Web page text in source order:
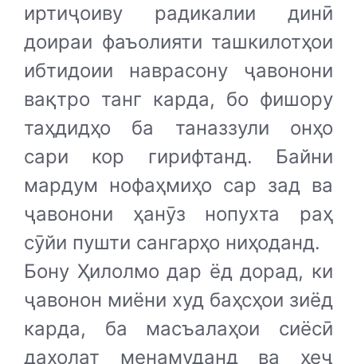
иртиҷоиву радикалии динӣ
доираи фаъолияти ташкилотҳои
ибтидоии наврасону ҷавонони
вақтро танг карда, бо фишору
таҳдидҳо ба таназзули онҳо
сари кор гирифтанд. Байни
мардум нофаҳмиҳо сар зад ва
ҷавонони ҳанӯз нопухта раҳ
сӯйи пушти сангарҳо ниҳоданд.
Бону Ҳилолмо дар ёд дорад, ки
ҷавонон миёни худ баҳсҳои зиёд
карда, ба масъалаҳои сиёсӣ
дахолат менамуданд ва ҳеҷ